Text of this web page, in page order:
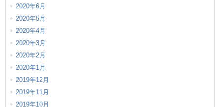
2020年6月
2020年5月
2020年4月
2020年3月
2020年2月
2020年1月
2019年12月
2019年11月
2019年10月